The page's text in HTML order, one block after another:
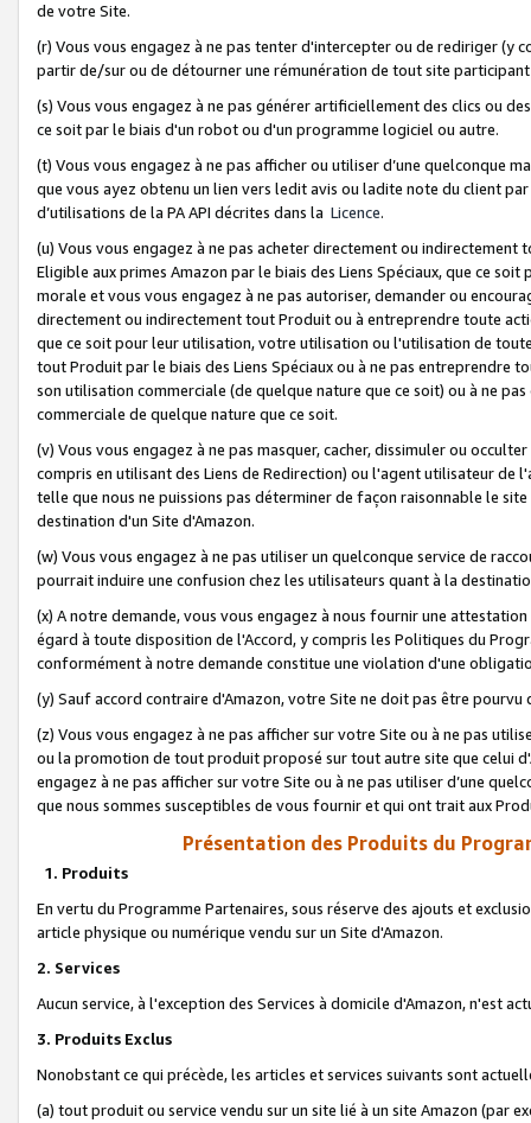
de votre Site.
(r) Vous vous engagez à ne pas tenter d'intercepter ou de rediriger
partir de/sur ou de détourner une rémunération de tout site
(s) Vous vous engagez à ne pas générer artificiellement des clics ou
ce soit par le biais d'un robot ou d'un programme logiciel ou autre.
(t) Vous vous engagez à ne pas afficher ou utiliser d’une quelconque
que vous ayez obtenu un lien vers ledit avis ou ladite note du client
d’utilisations de la PA API décrites dans la Licence.
(u) Vous vous engagez à ne pas acheter directement ou
Eligible aux primes Amazon par le biais des Liens Spéciaux, que ce
morale et vous vous engagez à ne pas autoriser, demander ou
directement ou indirectement tout Produit ou à entreprendre toute
que ce soit pour leur utilisation, votre utilisation ou l'utilisation de
tout Produit par le biais des Liens Spéciaux ou à ne pas entreprendre
son utilisation commerciale (de quelque nature que ce soit) ou à ne
commerciale de quelque nature que ce soit.
(v) Vous vous engagez à ne pas masquer, cacher, dissimuler ou
compris en utilisant des Liens de Redirection) ou l'agent utilisateur
telle que nous ne puissions pas déterminer de façon raisonnable le
destination d'un Site d'Amazon.
(w) Vous vous engagez à ne pas utiliser un quelconque service de
pourrait induire une confusion chez les utilisateurs quant à la
(x) A notre demande, vous vous engagez à nous fournir une
égard à toute disposition de l'Accord, y compris les Politiques du
conformément à notre demande constitue une violation d'une
(y) Sauf accord contraire d'Amazon, votre Site ne doit pas être
(z) Vous vous engagez à ne pas afficher sur votre Site ou à ne pas
ou la promotion de tout produit proposé sur tout autre site que celui
engagez à ne pas afficher sur votre Site ou à ne pas utiliser d’une
que nous sommes susceptibles de vous fournir et qui ont trait aux
Présentation des Produits du
1. Produits
En vertu du Programme Partenaires, sous réserve des ajouts et
article physique ou numérique vendu sur un Site d'Amazon.
2. Services
Aucun service, à l'exception des Services à domicile d'Amazon, n'est
3. Produits Exclus
Nonobstant ce qui précède, les articles et services suivants sont
(a) tout produit ou service vendu sur un site lié à un site Amazon (par